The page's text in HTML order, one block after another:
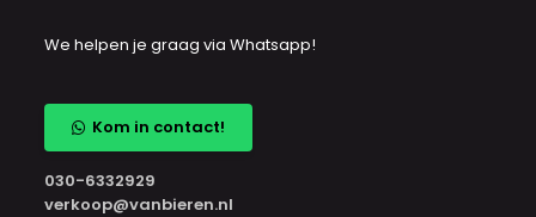
We helpen je graag via Whatsapp!
Kom in contact!
030-6332929
verkoop@vanbieren.nl